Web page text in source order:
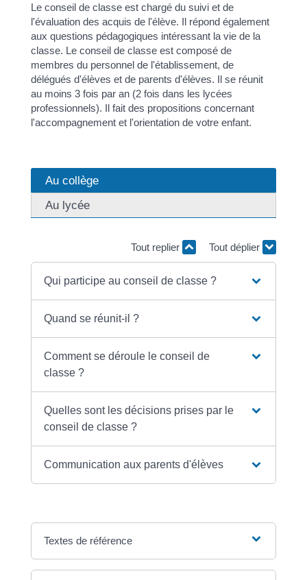
Le conseil de classe est chargé du suivi et de
l'évaluation des acquis de l'élève. Il répond également
aux questions pédagogiques intéressant la vie de la
classe. Le conseil de classe est composé de
membres du personnel de l'établissement, de
délégués d'élèves et de parents d'élèves. Il se réunit
au moins 3 fois par an (2 fois dans les lycées
professionnels). Il fait des propositions concernant
l'accompagnement et l'orientation de votre enfant.
Au collège
Au lycée
Tout replier Tout déplier
Qui participe au conseil de classe ?
Quand se réunit-il ?
Comment se déroule le conseil de
classe ?
Quelles sont les décisions prises par le
conseil de classe ?
Communication aux parents d'élèves
Textes de référence